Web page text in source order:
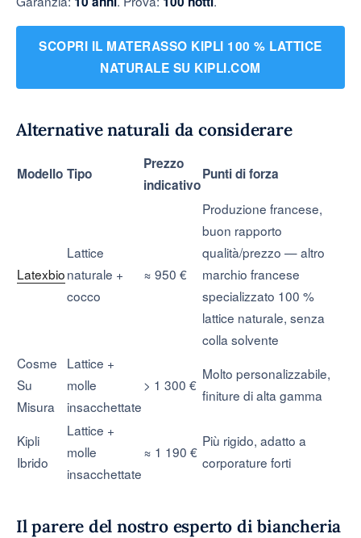
SCOPRI IL MATERASSO KIPLI 100 % LATTICE
NATURALE SU KIPLI.COM
Alternative naturali da considerare
Modello Tipo
Prezzo
indicativo
Punti di forza
Latexbio
Lattice
naturale +
cocco
≈ 950 €
Produzione francese,
buon rapporto
qualità/prezzo — altro
marchio francese
specializzato 100 %
lattice naturale, senza
colla solvente
Cosme
Su
Misura
Lattice +
molle
insacchettate
> 1 300 €
Molto personalizzabile,
finiture di alta gamma
Kipli
Ibrido
Lattice +
molle
insacchettate
≈ 1 190 €
Più rigido, adatto a
corporature forti
Il parere del nostro esperto di biancheria